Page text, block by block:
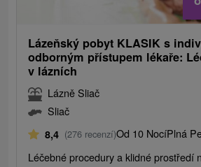
Lázeňský pobyt KLASIK s
odborným přístupem lékaře:
v lázních
Lázně Sliač
Sliač
8,4 (276 recenzí)Od 10 NocíPlná
Léčebné procedury a klidné prostředí